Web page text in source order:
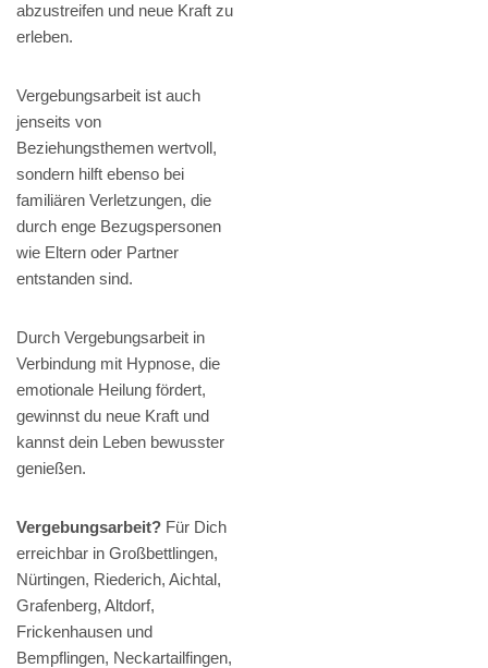
abzustreifen und neue Kraft zu
erleben.
Vergebungsarbeit ist auch
jenseits von
Beziehungsthemen wertvoll,
sondern hilft ebenso bei
familiären Verletzungen, die
durch enge Bezugspersonen
wie Eltern oder Partner
entstanden sind.
Durch Vergebungsarbeit in
Verbindung mit Hypnose, die
emotionale Heilung fördert,
gewinnst du neue Kraft und
kannst dein Leben bewusster
genießen.
Vergebungsarbeit? Für Dich
erreichbar in Großbettlingen,
Nürtingen, Riederich, Aichtal,
Grafenberg, Altdorf,
Frickenhausen und
Bempflingen, Neckartailfingen,